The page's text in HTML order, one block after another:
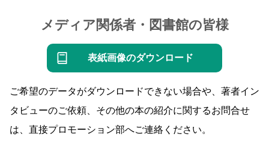
メディア関係者・図書館の皆様
表紙画像のダウンロード
ご希望のデータがダウンロードできない場合や、著者イン
タビューのご依頼、その他の本の紹介に関するお問合せ
は、直接プロモーション部へご連絡ください。